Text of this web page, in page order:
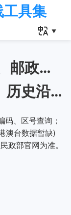
具集
文昌市 行政区划代码、邮政编码、区号查询
史沿革
、区号查询；
澳台数据暂缺)
政部官网为准。